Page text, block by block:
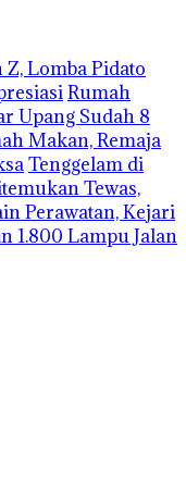
Lomba Pidato
Rumah
Upang Sudah 8
Makan, Remaja
Tenggelam di
Tewas,
Perawatan, Kejari
1.800 Lampu Jalan